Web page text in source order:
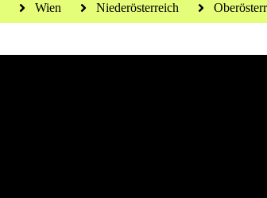
Wien Niederösterreich